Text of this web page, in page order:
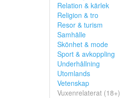
Relation & kärlek
Religion & tro
Resor & turism
Samhälle
Skönhet & mode
Sport & avkoppling
Underhållning
Utomlands
Vetenskap
Vuxenrelaterat (18+)